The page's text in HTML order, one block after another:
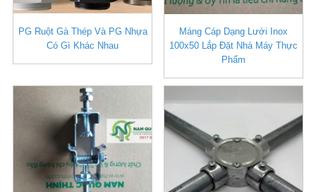
PG Ruột Gà Thép Và PG Nhựa
Có Gì Khác Nhau
Máng Cáp Dạng Lưới Inox
100x50 Lắp Đặt Nhà Máy Thực
Phẩm